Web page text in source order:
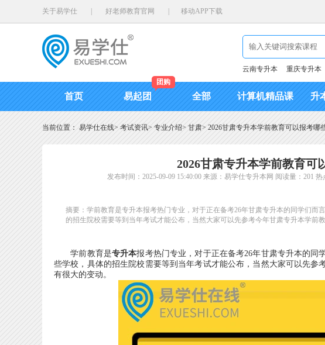
关于易学仕 好老师教育官网 移动APP下载
云南专升本 重庆专升本
首页 易起团
团购
全部 计算机精品课 升
当前位置： 易学仕在线> 考试资讯> 专业介绍> 甘肃> 2026甘肃专升本学前教育可以报考哪
2026甘肃专升本学前教育可
发布时间：2025-09-09 15:40:00 来源：易学仕专升本网 阅读量：201 热
摘要：学前教育是专升本报考热门专业，对于正在备考26年甘肃专升本的同学们而
的招生院校需要等到当年考试才能公布，当然大家可以先参考今年甘肃专升本学前
学前教育是专升本报考热门专业，对于正在备考26年甘肃专升本的
些学校，具体的招生院校需要等到当年考试才能公布，当然大家可以先
有很大的变动。